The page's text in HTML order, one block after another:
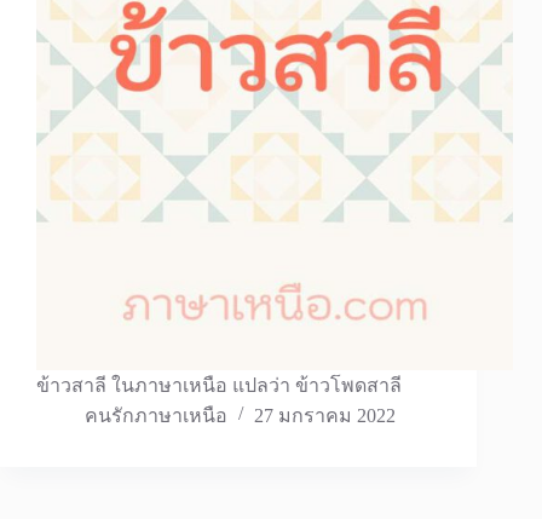
ข้าวสาลี ในภาษาเหนือ แปลว่า ข้าวโพดสาลี
คนรักภาษาเหนือ
27 มกราคม 2022